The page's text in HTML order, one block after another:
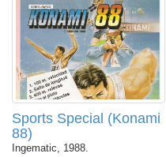
Sports Special (Konami
88)
Ingematic, 1988.